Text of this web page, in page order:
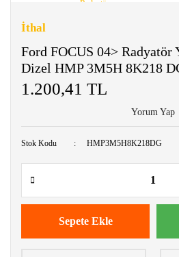
İthal
Ford FOCUS 04> Radyatör
Dizel HMP 3M5H 8K218
1.200,41 TL
Yorum Yap
Stok Kodu HMP3M5H8K218DG
Sepete Ekle